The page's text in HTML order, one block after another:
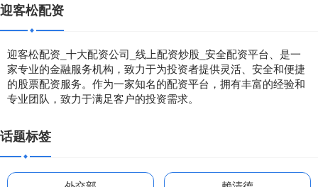
迎客松配资
迎客松配资_十大配资公司_线上配资炒股_安全配资平台、是一
家专业的金融服务机构，致力于为投资者提供灵活、安全和便捷
的股票配资服务。作为一家知名的配资平台，拥有丰富的经验和
专业团队，致力于满足客户的投资需求。
话题标签